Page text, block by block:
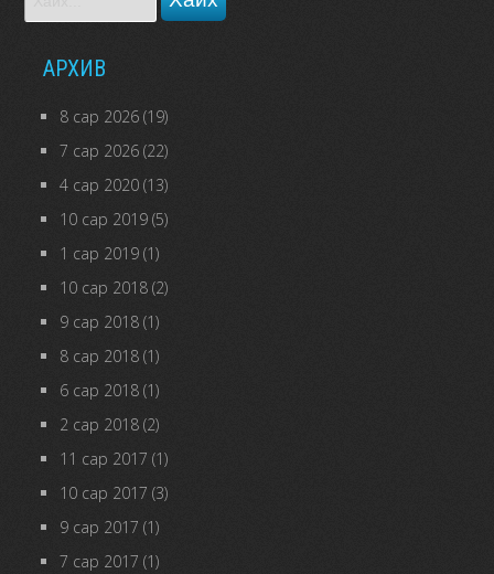
АРХИВ
8 сар 2026(19)
7 сар 2026(22)
4 сар 2020(13)
10 сар 2019(5)
1 сар 2019(1)
10 сар 2018(2)
9 сар 2018(1)
8 сар 2018(1)
6 сар 2018(1)
2 сар 2018(2)
11 сар 2017 (1)
10 сар 2017 (3)
9 сар 2017 (1)
7 сар 2017 (1)